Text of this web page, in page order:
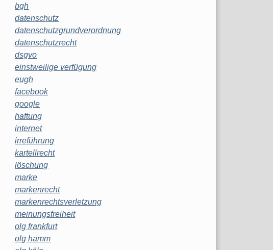
bgh
datenschutz
datenschutzgrundverordnung
datenschutzrecht
dsgvo
einstweilige verfügung
eugh
facebook
google
haftung
internet
irreführung
kartellrecht
löschung
marke
markenrecht
markenrechtsverletzung
meinungsfreiheit
olg frankfurt
olg hamm